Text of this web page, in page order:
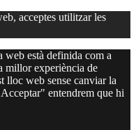
acceptes utilitzar les
web està definida com a
millor experiència de
lloc web sense canviar la
entendrem que hi